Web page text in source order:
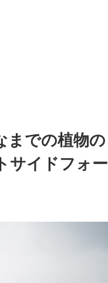
での植物の
サイドフォー